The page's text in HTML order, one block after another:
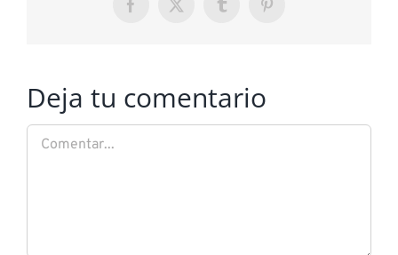
Facebook
X TumblrPinterest
Deja tu comentario
Comentar